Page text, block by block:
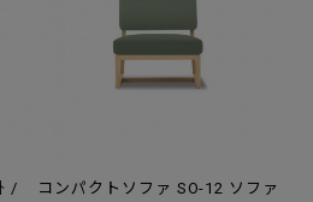
/
コンパクトソファ SO-12 ソファ